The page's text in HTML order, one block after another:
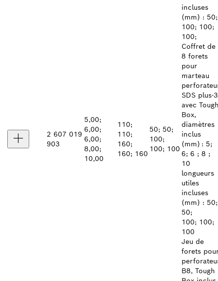
incluses
(mm) : 50;
100; 100;
100;
2 607 019
903
5,00;
6,00;
6,00;
8,00;
10,00
110;
110;
160;
160; 160
50; 50;
100;
100; 100
Coffret de
8 forets
pour
marteau
SDS plus‑3
avec
Box,
diamètres
inclus
(mm) : 5;
6; 6 ; 8 ;
10
longueurs
utiles
incluses
(mm) : 50;
50;
100; 100;
100
Jeu de
forets
B8, Tough